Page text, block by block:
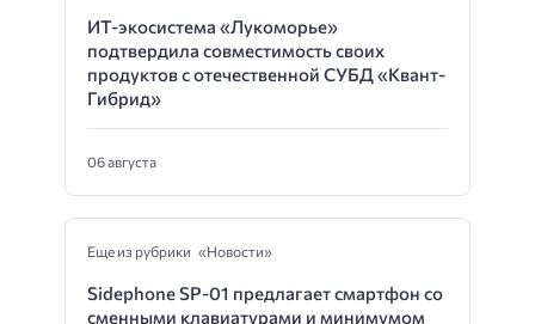
ИТ-экосистема «Лукоморье»
подтвердила совместимость своих
продуктов с отечественной СУБД «Квант-
Гибрид»
06 августа
Еще из рубрики «Новости»
Sidephone SP-01 предлагает смартфон со
сменными клавиатурами и минимумом